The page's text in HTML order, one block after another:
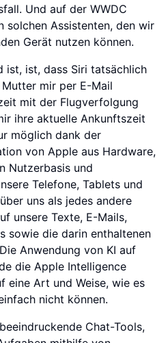
Und auf der WWDC
solchen Assistenten, den wir
Gerät nutzen können.
ist, ist, dass Siri tatsächlich
mir per E-Mail
mit der Flugverfolgung
ihre aktuelle Ankunftszeit
möglich dank der
von Apple aus Hardware,
Nutzerbasis und
Telefone, Tablets und
uns als jedes andere
unsere Texte, E-Mails,
sowie die darin enthaltenen
Anwendung von KI auf
die Apple Intelligence
eine Art und Weise, wie es
nicht können.
Chat-Tools,